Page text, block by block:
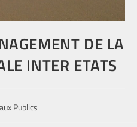
DE LA
INTER ETATS
Publics